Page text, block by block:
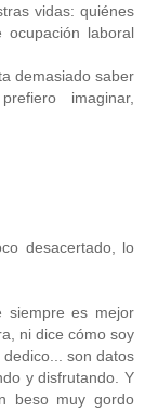
vidas: quiénes
laboral
demasiado saber
imaginar,
desacertado, lo
siempre es mejor
ni dice cómo soy
son datos
y disfrutando. Y
beso muy gordo